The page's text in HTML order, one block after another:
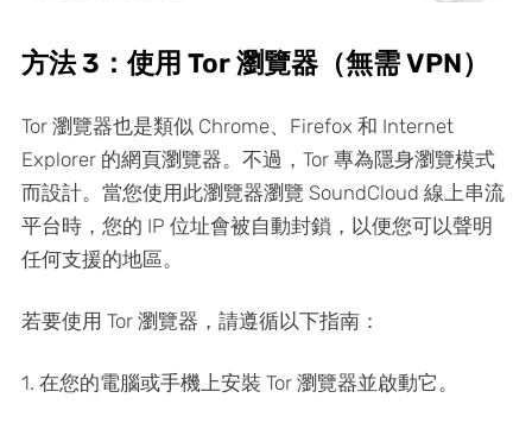
方法 3：使用 Tor 瀏覽器（無需 VPN）
Tor 瀏覽器也是類似 Chrome、Firefox 和 Internet
Explorer 的網頁瀏覽器。不過，Tor 專為隱身瀏覽模式
而設計。當您使用此瀏覽器瀏覽 SoundCloud 線上串流
平台時，您的 IP 位址會被自動封鎖，以便您可以聲明
任何支援的地區。
若要使用 Tor 瀏覽器，請遵循以下指南：
1. 在您的電腦或手機上安裝 Tor 瀏覽器並啟動它。